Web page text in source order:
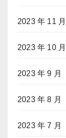
2023 年 11 月
2023 年 10 月
2023 年 9 月
2023 年 8 月
2023 年 7 月